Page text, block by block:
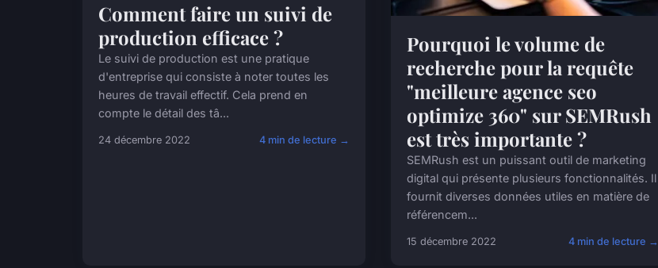
Comment faire un suivi de
production efficace ?
Le suivi de production est une pratique
d'entreprise qui consiste à noter toutes les
heures de travail effectif. Cela prend en
compte le détail des tâ...
24 décembre 2022 4 min de lecture →
Pourquoi le volume de
recherche pour la requête
"meilleure agence seo
optimize 360" sur SEMRush
est très importante ?
SEMRush est un puissant outil de marketing
digital qui présente plusieurs fonctionnalités. Il
fournit diverses données utiles en matière de
référencem...
15 décembre 2022 4 min de lecture →